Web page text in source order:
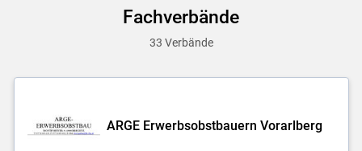
Fachverbände
33 Verbände
ARGE Erwerbsobstbauern Vorarlberg